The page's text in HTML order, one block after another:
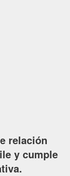
relación
y cumple